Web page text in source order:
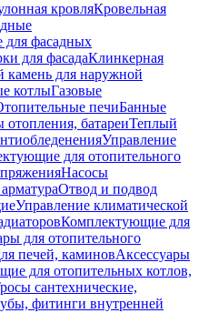
кровляКровельная
фасадных
для фасадаКлинкерная
камень для наружной
котлыГазовые
печиБанные
отопления, батареиТеплый
Управление
для отопительного
Насосы
Отвод и подвод
Управление климатической
Комплектующие для
для отопительного
печей, каминовАксессуары
для отопительных котлов,
сантехнические,
фитинги внутренней